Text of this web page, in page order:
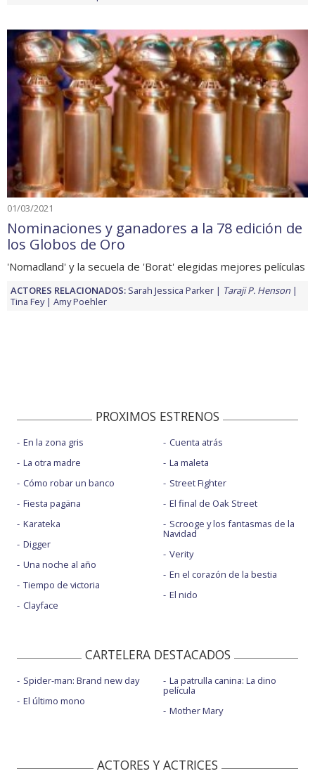
01/03/2021
Nominaciones y ganadores a la 78 edición de
los Globos de Oro
'Nomadland' y la secuela de 'Borat' elegidas mejores películas
ACTORES RELACIONADOS: Sarah Jessica Parker
Taraji P. Henson
Tina Fey
Amy Poehler
PROXIMOS ESTRENOS
En la zona gris
La otra madre
Cómo robar un banco
Fiesta pagäna
Karateka
Digger
Una noche al año
Tiempo de victoria
Clayface
Cuenta atrás
La maleta
Street Fighter
El final de Oak Street
Scrooge y los fantasmas de la
Navidad
Verity
En el corazón de la bestia
El nido
CARTELERA DESTACADOS
Spider-man: Brand new day
El último mono
La patrulla canina: La dino
película
Mother Mary
ACTORES Y ACTRICES